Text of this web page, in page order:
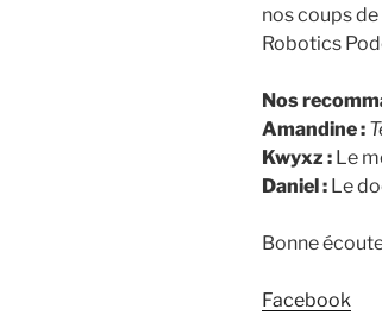
nos coups
Robotics
Nos
Amandine :
Kwyxz : Le
Daniel : Le
Bonne
Facebook